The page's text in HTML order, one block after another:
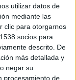
utilizar datos de
mediante las
clic para otorgarnos
socios para
descrito. De
más detallada y
negar su
procesamiento de
DM9DDB y
Designer y
Al cabo
mundo de la
de
para